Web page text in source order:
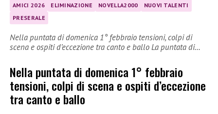
AMICI 2026 ELIMINAZIONE NOVELLA2000
NUOVI TALENTI
PRESERALE
Nella puntata di domenica 1° febbraio tensioni, colpi di
scena e ospiti d’eccezione tra canto e ballo La puntata di…
Nella puntata di domenica 1° febbraio
tensioni, colpi di scena e ospiti d’eccezione
tra canto e ballo